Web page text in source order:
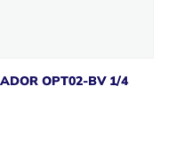
OPT02-BV 1/4